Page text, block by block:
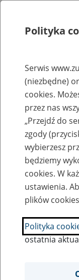
Rejestry, ewidencje i archiwa
Baza
Nazwa zakładu pracy:
SZUKAJ
Polityka
Serwis
(niezbędne)
cookies.
przez nas
„Przejdź do
zgody
wybierzesz
będziemy
cookies. W
ustawienia.
plików
Polityka
ostatnia